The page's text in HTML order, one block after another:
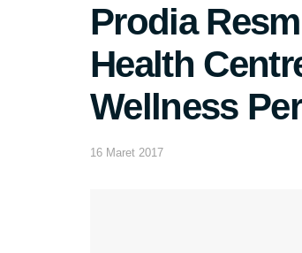
Prodia
Health
Wellness
16 Maret 2017